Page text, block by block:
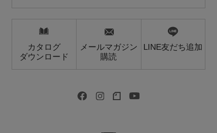
カタログ
ダウンロード
メールマガジン
購読
LINE友だち追加